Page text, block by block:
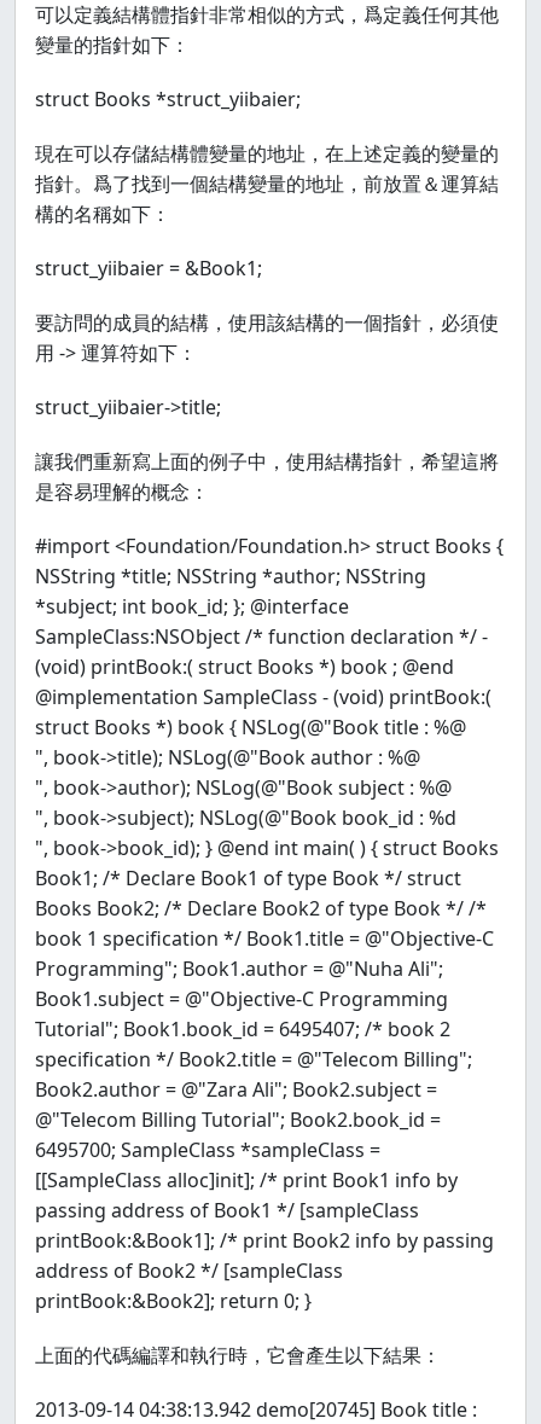
可以定義結構體指針非常相似的方式，爲定義任何其他
變量的指針如下：
struct Books *struct_yiibaier;
現在可以存儲結構體變量的地址，在上述定義的變量的
指針。爲了找到一個結構變量的地址，前放置＆運算結
構的名稱如下：
struct_yiibaier = &Book1;
要訪問的成員的結構，使用該結構的一個指針，必須使
用 -> 運算符如下：
struct_yiibaier->title;
讓我們重新寫上面的例子中，使用結構指針，希望這將
是容易理解的概念：
#import <Foundation/Foundation.h> struct Books {
NSString *title; NSString *author; NSString
*subject; int book_id; }; @interface
SampleClass:NSObject /* function declaration */ -
(void) printBook:( struct Books *) book ; @end
@implementation SampleClass - (void) printBook:(
struct Books *) book { NSLog(@"Book title : %@
", book->title); NSLog(@"Book author : %@
", book->author); NSLog(@"Book subject : %@
", book->subject); NSLog(@"Book book_id : %d
", book->book_id); } @end int main( ) { struct Books
Book1; /* Declare Book1 of type Book */ struct
Books Book2; /* Declare Book2 of type Book */ /*
book 1 specification */ Book1.title = @"Objective-C
Programming"; Book1.author = @"Nuha Ali";
Book1.subject = @"Objective-C Programming
Tutorial"; Book1.book_id = 6495407; /* book 2
specification */ Book2.title = @"Telecom Billing";
Book2.author = @"Zara Ali"; Book2.subject =
@"Telecom Billing Tutorial"; Book2.book_id =
6495700; SampleClass *sampleClass =
[[SampleClass alloc]init]; /* print Book1 info by
passing address of Book1 */ [sampleClass
printBook:&Book1]; /* print Book2 info by passing
address of Book2 */ [sampleClass
printBook:&Book2]; return 0; }
上面的代碼編譯和執行時，它會產生以下結果：
2013-09-14 04:38:13.942 demo[20745] Book title :